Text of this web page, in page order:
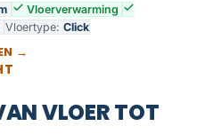
Vloerverwarming
Vloertype: Click
→
VLOER TOT